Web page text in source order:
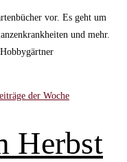
vor. Es geht um
und mehr.
Herbst